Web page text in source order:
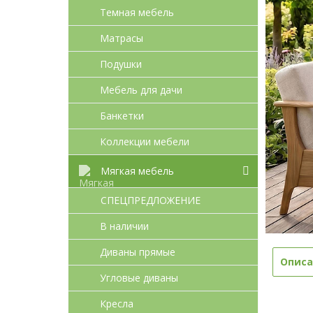
Темная мебель
Матрасы
Подушки
Мебель для дачи
Банкетки
Коллекции мебели
Мягкая мебель
СПЕЦПРЕДЛОЖЕНИЕ
В наличии
Диваны прямые
Угловые диваны
Кресла